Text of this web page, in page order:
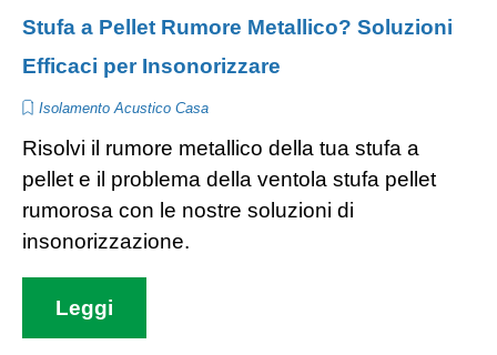
Stufa a Pellet Rumore Metallico? Soluzioni
Efficaci per Insonorizzare
Isolamento Acustico Casa
Risolvi il rumore metallico della tua stufa a
pellet e il problema della ventola stufa pellet
rumorosa con le nostre soluzioni di
insonorizzazione.
Leggi